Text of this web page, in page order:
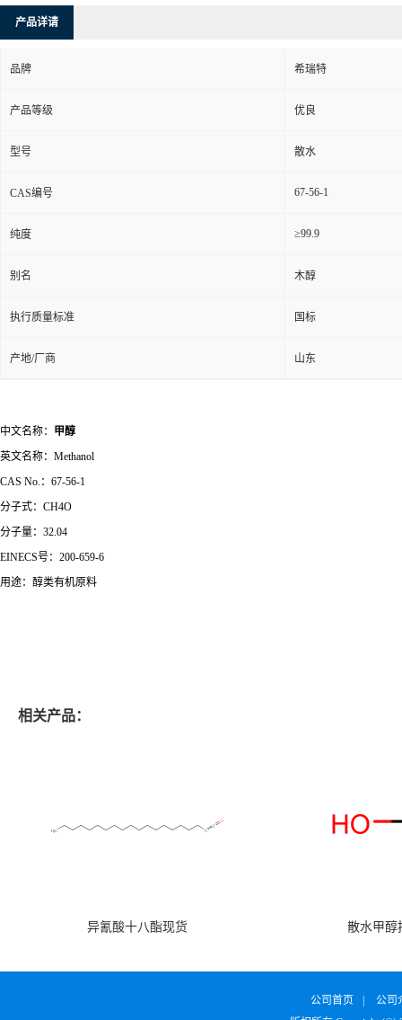
产品详请
品牌 希瑞特
产品等级 优良
型号 散水
CAS编号 67-56-1
纯度 ≥99.9
别名 木醇
执行质量标准 国标
产地/厂商 山东
中文名称： 甲醇
英文名称： Methanol
CAS No. ： 67-56-1
分子式： CH4O
分子量： 32.04
EINECS号： 200-659-6
用途：醇类有机原料
相关产品：
异氰酸十八酯现货 散水甲醇
公司首页
公司